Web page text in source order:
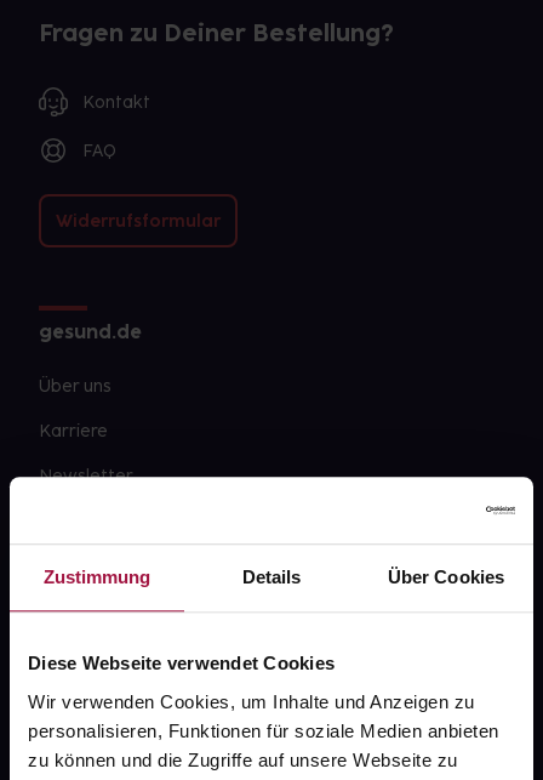
Zustimmung Details Über Cookies
Diese Webseite verwendet Cookies
Wir verwenden Cookies, um Inhalte und Anzeigen zu
personalisieren, Funktionen für soziale Medien anbieten
zu können und die Zugriffe auf unsere Webseite zu
Fragen zu Deiner Bestellung?
Kontakt
FAQ
Widerrufsformular
gesund.de
Über uns
Karriere
Newsletter
PAYBACK
gesund-versorger.de
Sanitätshäuser
Datenschutz